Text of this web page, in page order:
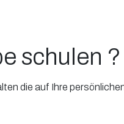
schulen ?
die auf Ihre